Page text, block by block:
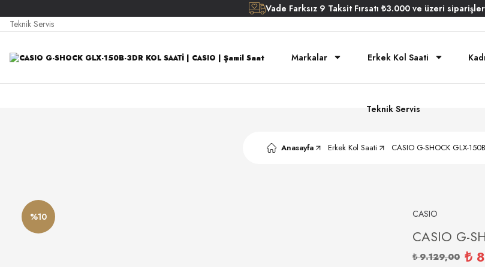
Vade Farksız 9 Taksit Fırsatı ₺3.000 ve üzeri
Teknik Servis
Markalar Erkek Kol Saati
Teknik Servis
Anasayfa Erkek Kol Saati CASIO G-SHOCK GLX-
%10 CASIO
CASIO G-
₺ 9.129,00 ₺